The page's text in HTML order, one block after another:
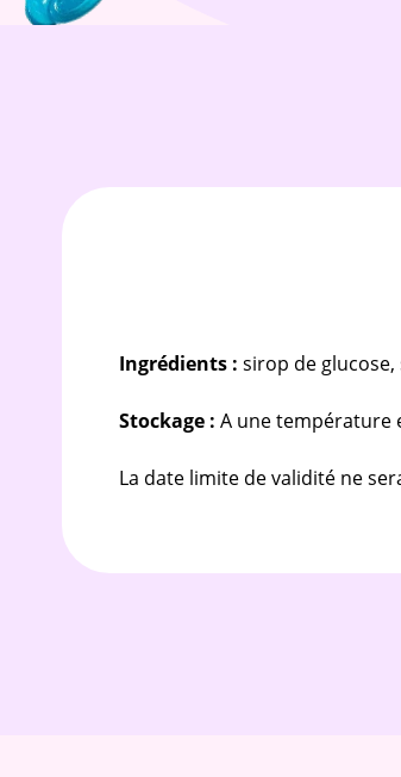
Ingrédients : sirop de
Stockage : A une température
La date limite de validité ne